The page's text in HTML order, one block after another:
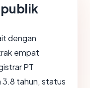
publik
dengan
empat
PT
3.8 tahun, status